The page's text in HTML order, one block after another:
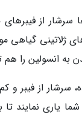
از
ژلاتینی گیاهی
تا 35 درصد کاهش می
سرشار از فیبر
یاری نمایند